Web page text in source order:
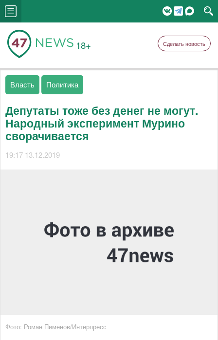
18+ Сделать новость
Власть Политика
Депутаты тоже без денег не могут.
Народный эксперимент Мурино
сворачивается
19:17 13.12.2019
Фото: Роман Пименов/Интерпресс